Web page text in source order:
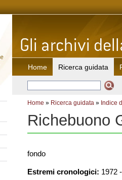
Home Ricerca guidata
Home » Ricerca guidata » Indice
Richebuono
fondo
Estremi cronologici: 1972